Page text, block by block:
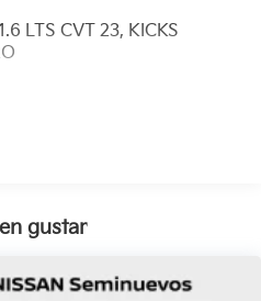
LTS CVT 23, KICKS
gustar